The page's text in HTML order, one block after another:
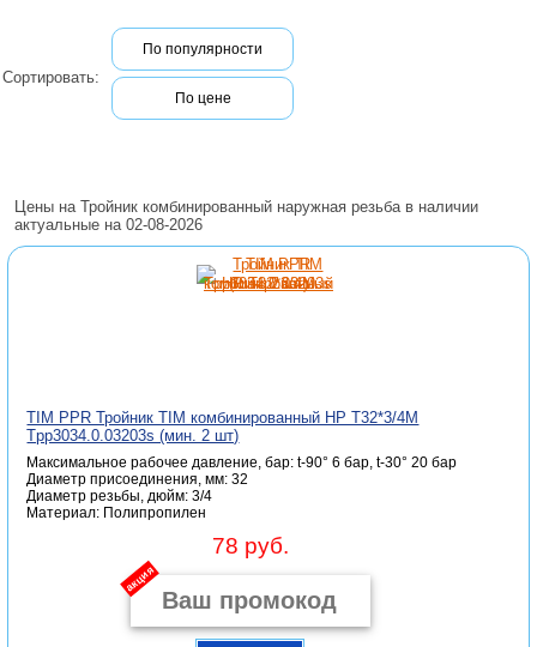
Сортировать:
По популярности
По цене
Цены на Тройник комбинированный наружная резьба в наличии
актуальные на 02-08-2026
TIM PPR Тройник TIM комбинированный НР T32*3/4M
Tpp3034.0.03203s (мин. 2 шт)
Максимальное рабочее давление, бар: t-90° 6 бар, t-30° 20 бар
Диаметр присоединения, мм: 32
Диаметр резьбы, дюйм: 3/4
Материал: Полипропилен
78 руб.
акция